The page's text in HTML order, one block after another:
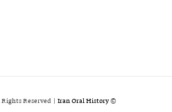
© Copyright 2020 -
Reserved | Iran Oral History